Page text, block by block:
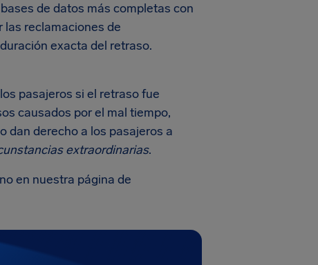
de datos más completas con
las reclamaciones de
exacta del retraso.
pasajeros si el retraso fue
causados por el mal tiempo,
dan derecho a los pasajeros a
extraordinarias.
en nuestra página de